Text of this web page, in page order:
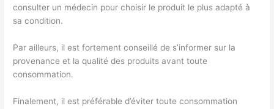
consulter un médecin pour choisir le produit le plus adapté à
sa condition.
Par ailleurs, il est fortement conseillé de s’informer sur la
provenance et la qualité des produits avant toute
consommation.
Finalement, il est préférable d’éviter toute consommation